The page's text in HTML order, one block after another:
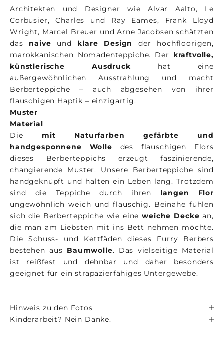
Architekten und Designer wie Alvar Aalto, Le
Corbusier, Charles und Ray Eames, Frank Lloyd
Wright, Marcel Breuer und Arne Jacobsen schätzten
das naive und klare Design
der hochfloorigen,
marokkanischen Nomadenteppiche. Der kraftvolle,
künstlerische Ausdruck hat eine
außergewöhnlichen Ausstrahlung und macht
Berberteppiche – auch abgesehen von ihrer
flauschigen Haptik – einzigartig.
Muster
Material
Die mit Naturfarben gefärbte und
handgesponnene Wolle des flauschigen Flors
dieses Berberteppichs erzeugt faszinierende,
changierende Muster. Unsere Berberteppiche sind
handgeknüpft und halten ein Leben lang. Trotzdem
sind die Teppiche durch ihren langen Flor
ungewöhnlich weich und flauschig. Beinahe fühlen
sich die Berberteppiche wie eineweiche Decke an,
die man am Liebsten mit ins Bett nehmen möchte.
Die Schuss- und Kettfäden dieses Furry Berbers
bestehen aus Baumwolle. Das vielseitige Material
ist reißfest und dehnbar und daher besonders
geeignet für ein strapazierfähiges Untergewebe.
Hinweis zu den Fotos
Kinderarbeit? Nein Danke.